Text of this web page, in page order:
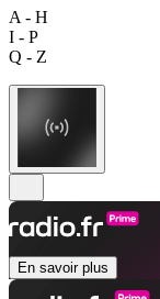
A - H
I - P
Q - Z
En savoir plus